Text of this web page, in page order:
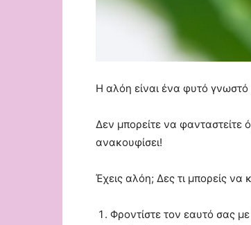
Η αλόη είναι ένα φυτό γνωστό
Δεν μπορείτε να φανταστείτε
ανακουφίσει!
Έχεις αλόη; Δες τι μπορείς να
Φροντίστε τον εαυτό σας